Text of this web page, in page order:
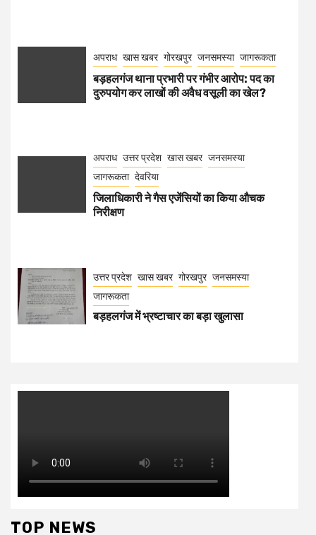
अपराध खास खबर गोरखपुर जनसमस्या जागरूकता
बड़हलगंज थाना प्रभारी पर गंभीर आरोप: पद का
दुरुपयोग कर लाखों की अवैध वसूली का खेल?
अपराध उत्तर प्रदेश खास खबर जनसमस्या
जागरूकता देवरिया
जिलाधिकारी ने गैस एजेंसियों का किया औचक
निरीक्षण
उत्तर प्रदेश खास खबर गोरखपुर जनसमस्या
जागरूकता
बड़हलगंज में भ्रष्टाचार का बड़ा खुलासा
TOP NEWS